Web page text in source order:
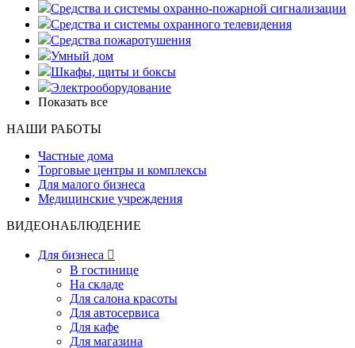
Средства и системы охранно-пожарной сигнализации
Средства и системы охранного телевидения
Средства пожаротушения
Умный дом
Шкафы, щиты и боксы
Электрооборудование
Показать все
НАШИ РАБОТЫ
Частные дома
Торговые центры и комплексы
Для малого бизнеса
Медицинские учреждения
ВИДЕОНАБЛЮДЕНИЕ
Для бизнеса 
В гостинице
На складе
Для салона красоты
Для автосервиса
Для кафе
Для магазина